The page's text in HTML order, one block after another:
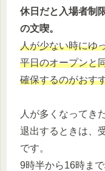
休日だと入場者制
の文喫。
人が少ない時にゆ
平日のオープンと
確保するのがおす
人が多くなってき
退出するときは、
です。
9時半から16時ま